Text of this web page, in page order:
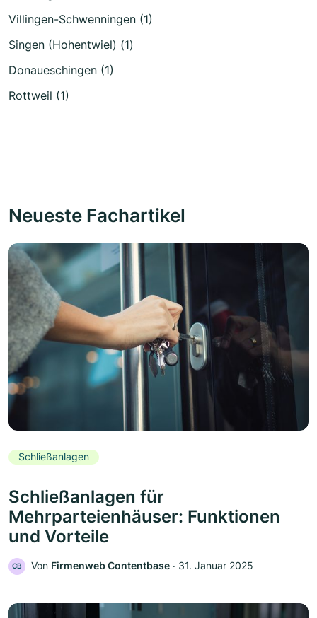
Villingen-Schwenningen (1)
Singen (Hohentwiel) (1)
Donaueschingen (1)
Rottweil (1)
Neueste Fachartikel
Schließanlagen
Schließanlagen für
Mehrparteienhäuser: Funktionen
und Vorteile
CB Von Firmenweb Contentbase ‧ 31. Januar 2025